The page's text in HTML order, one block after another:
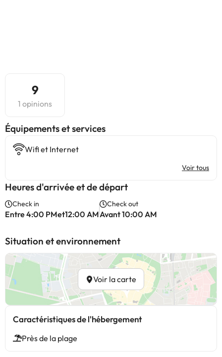
9
1 opinions
​Équipements et services
Wifi et Internet
Voir tous
Heures d'arrivée et de départ
Check in
Entre 4:00 PMet12:00 AM
Check out
Avant 10:00 AM
Situation et environnement
Voir la carte
Caractéristiques de l'hébergement
Près de la plage